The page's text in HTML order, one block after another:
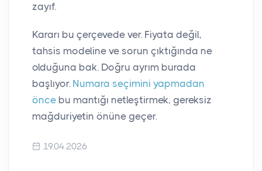
zayıf.
Kararı bu çerçevede ver. Fiyata değil,
tahsis modeline ve sorun çıktığında ne
olduğuna bak. Doğru ayrım burada
başlıyor. Numara seçimini yapmadan
önce bu mantığı netleştirmek, gereksiz
mağduriyetin önüne geçer.
19.04.2026